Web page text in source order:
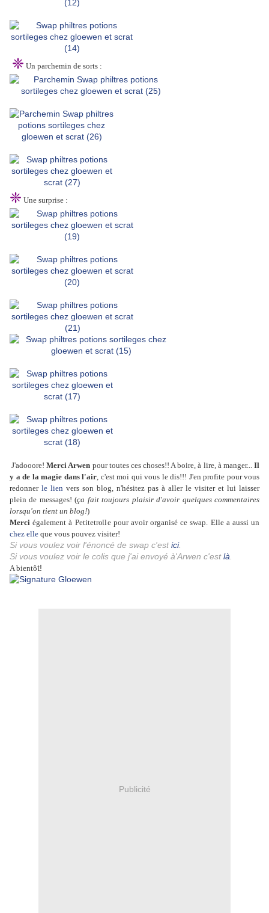
❈ Un parchemin de sorts :
❈ Une surprise :
J'adooore!Merci Arwen pour toutes ces choses!! A boire, à lire, à manger...Il
y a de la magie dans l'air, c'est moi qui vous le dis!!! J'en profite pour vous
redonner le lien vers son blog, n'hésitez pas à aller le visiter et lui laisser
plein de messages! (ça fait toujours plaisir d'avoir quelques commentaires
lorsqu'on tient un blog!)
Merci également à Petitetrolle pour avoir organisé ce swap. Elle a aussi un
chez elle que vous pouvez visiter!
Si vous voulez voir l'énoncé de swap c'estici.
Si vous voulez voir le colis que j'ai envoyé à'Arwen c'estlà
A bientôt!
Publicité